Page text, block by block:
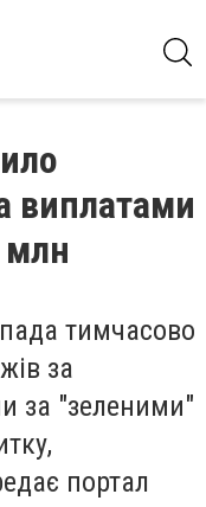
виплатами
млн
тимчасово
за
за "зеленими"
портал